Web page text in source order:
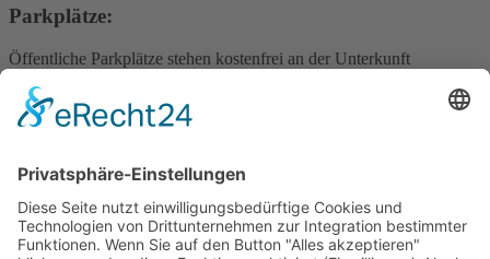
Parkplätze: ​
Öffentliche Parkplätze stehen kostenfrei an der Unterkunft
Hotel tenHoopen • Restaurant Deele